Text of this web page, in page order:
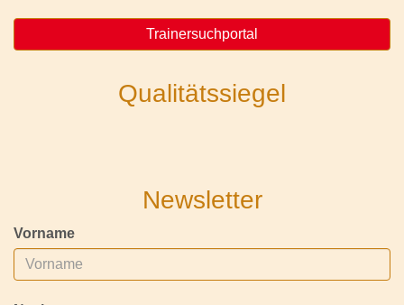
Trainersuchportal
Qualitätssiegel
Newsletter
Vorname